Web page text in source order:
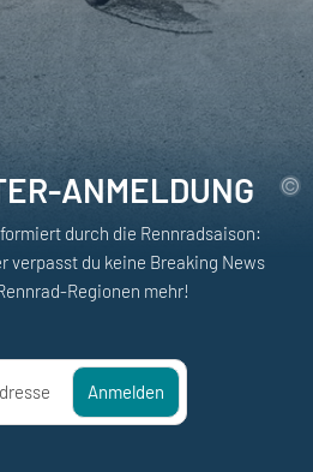
ANMELDUNG
durch die Rennradsaison:
verpasst du keine Breaking News
Regionen mehr!
Anmelden